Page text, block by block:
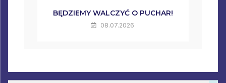
BĘDZIEMY WALCZYĆ O PUCHAR!
08.07.2026